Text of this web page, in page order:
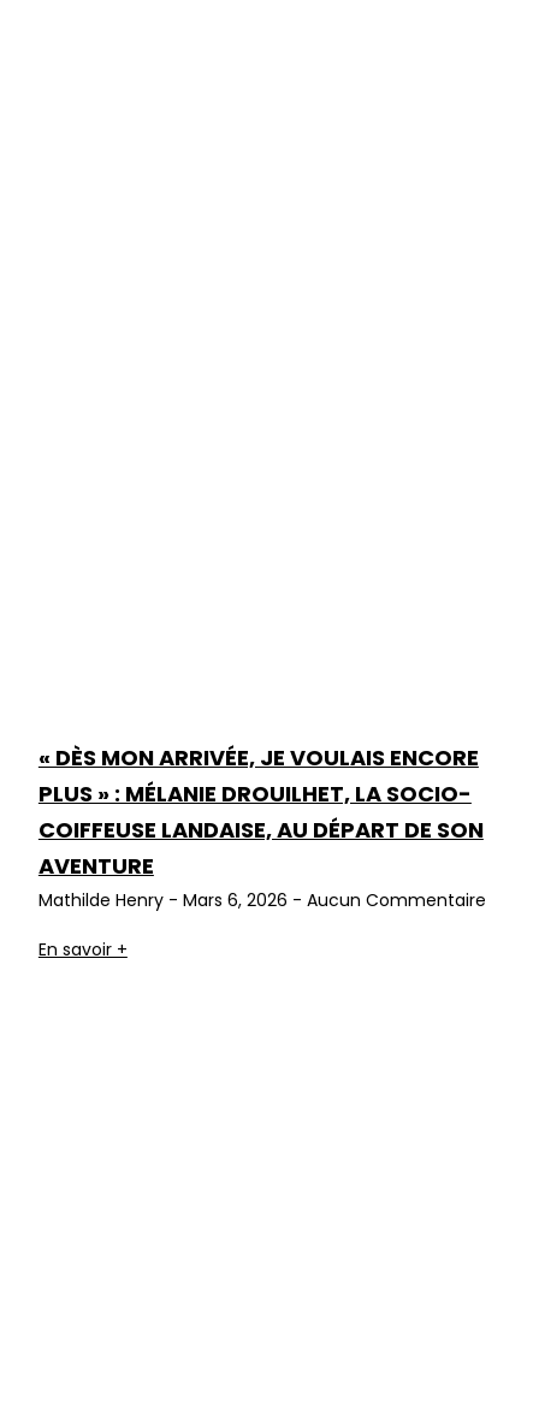
« DÈS MON ARRIVÉE, JE VOULAIS ENCORE
PLUS » : MÉLANIE DROUILHET, LA SOCIO-
COIFFEUSE LANDAISE, AU DÉPART DE SON
AVENTURE
Mathilde Henry Mars 6, 2026 Aucun Commentaire
En savoir +